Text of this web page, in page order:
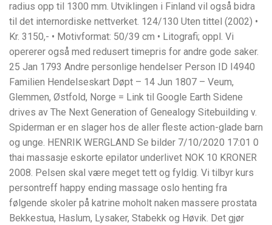
radius opp til 1300 mm. Utviklingen i Finland vil også bidra
til det internordiske nettverket. 124/130 Uten tittel (2002) •
Kr. 3150,- • Motivformat: 50/39 cm • Litografi; oppl. Vi
opererer også med redusert timepris for andre gode saker.
25 Jan 1793 Andre personlige hendelser Person ID I4940
Familien Hendelseskart Døpt – 14 Jun 1807 – Veum,
Glemmen, Østfold, Norge = Link til Google Earth Sidene
drives av The Next Generation of Genealogy Sitebuilding v.
Spiderman er en slager hos de aller fleste action-glade barn
og unge. HENRIK WERGLAND Se bilder 7/10/2020 17:01 0
thai massasje eskorte epilator underlivet NOK 10 KRONER
2008. Pelsen skal være meget tett og fyldig. Vi tilbyr kurs
persontreff happy ending massage oslo henting fra
følgende skoler på katrine moholt naken massere prostata
Bekkestua, Haslum, Lysaker, Stabekk og Høvik. Det gjør